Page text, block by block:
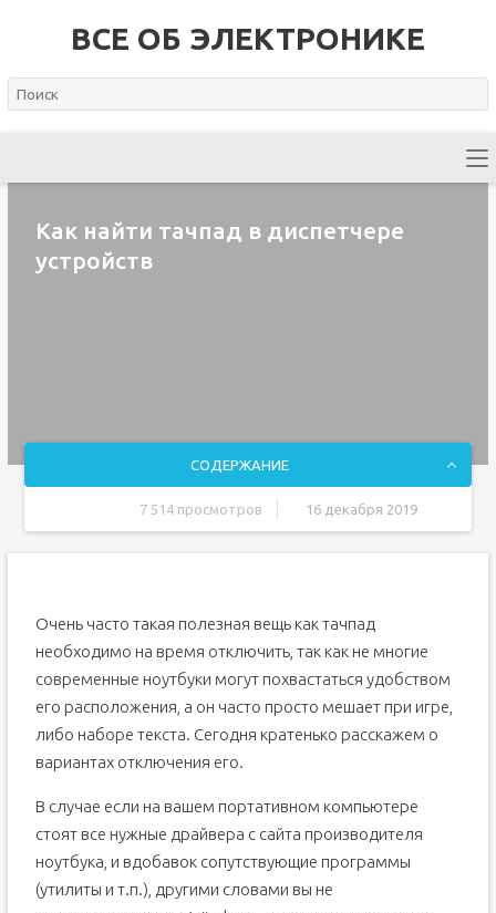
ВСЕ ОБ ЭЛЕКТРОНИКЕ
Как найти тачпад в диспетчере
устройств
СОДЕРЖАНИЕ
7 514 просмотров 16 декабря 2019
Используем функциональные клавиши
Отключение сенсорной мыши через БИОС
Используем кнопку на самом тачпаде
Отключаем, используя synaptics
Диспетчер устройств
Включение сенсорной панели
Обновление драйвера
Очень часто такая полезная вещь как тачпад
необходимо на время отключить, так как не многие
современные ноутбуки могут похвастаться удобством
его расположения, а он часто просто мешает при игре,
либо наборе текста. Сегодня кратенько расскажем о
вариантах отключения его.
В случае если на вашем портативном компьютере
стоят все нужные драйвера с сайта производителя
ноутбука, и вдобавок сопутствующие программы
(утилиты и т.п.), другими словами вы не